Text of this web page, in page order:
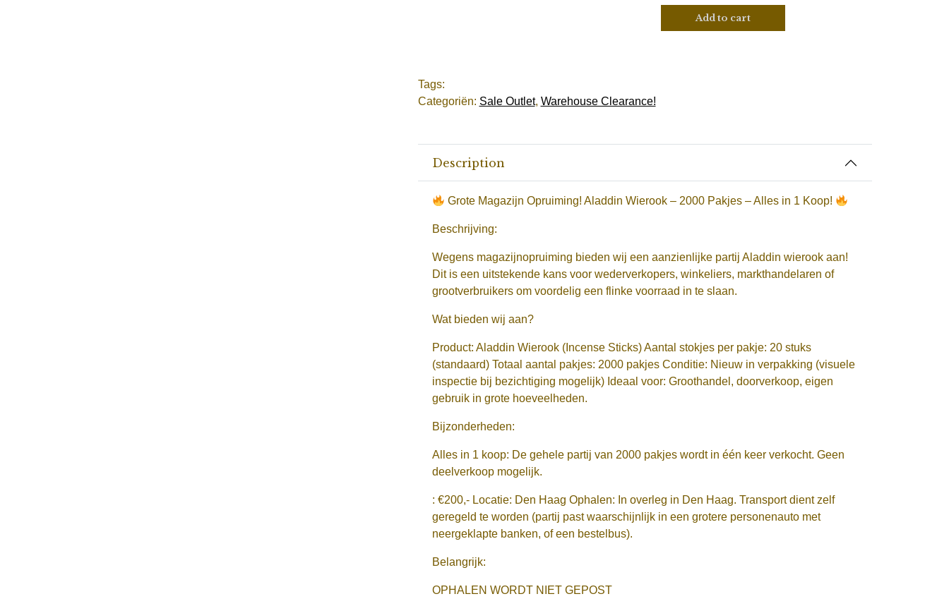
Add to cart
Tags:
Categoriën: Sale Outlet, Warehouse Clearance!
Description
Grote Magazijn Opruiming! Aladdin Wierook – 2000 Pakjes – Alles in 1 Koop!
Beschrijving:
Wegens magazijnopruiming bieden wij een aanzienlijke partij Aladdin wierook aan!
Dit is een uitstekende kans voor wederverkopers, winkeliers, markthandelaren of
grootverbruikers om voordelig een flinke voorraad in te slaan.
Wat bieden wij aan?
Product: Aladdin Wierook (Incense Sticks) Aantal stokjes per pakje: 20 stuks
(standaard) Totaal aantal pakjes: 2000 pakjes Conditie: Nieuw in verpakking (visuele
inspectie bij bezichtiging mogelijk) Ideaal voor: Groothandel, doorverkoop, eigen
gebruik in grote hoeveelheden.
Bijzonderheden:
Alles in 1 koop: De gehele partij van 2000 pakjes wordt in één keer verkocht. Geen
deelverkoop mogelijk.
: €200,- Locatie: Den Haag Ophalen: In overleg in Den Haag. Transport dient zelf
geregeld te worden (partij past waarschijnlijk in een grotere personenauto met
neergeklapte banken, of een bestelbus).
Belangrijk:
OPHALEN WORDT NIET GEPOST